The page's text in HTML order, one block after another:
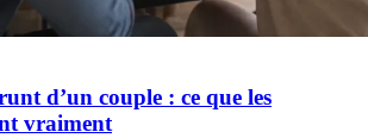
d’un couple : ce que les
vraiment